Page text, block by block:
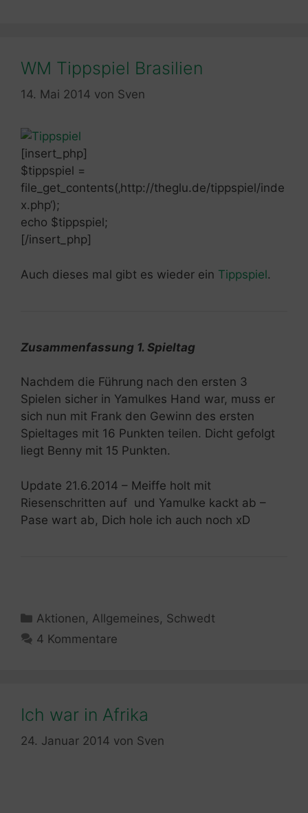
WM Tippspiel Brasilien
14. Mai 2014 von Sven
[insert_php]
$tippspiel =
file_get_contents(‚http://theglu.de/tippspiel/inde
x.php‘);
echo $tippspiel;
[/insert_php]
Auch dieses mal gibt es wieder ein Tippspiel.
Zusammenfassung 1. Spieltag
Nachdem die Führung nach den ersten 3
Spielen sicher in Yamulkes Hand war, muss er
sich nun mit Frank den Gewinn des ersten
Spieltages mit 16 Punkten teilen. Dicht gefolgt
liegt Benny mit 15 Punkten.
Update 21.6.2014 – Meiffe holt mit
Riesenschritten auf und Yamulke kackt ab –
Pase wart ab, Dich hole ich auch noch xD
Kategorien
Aktionen, Allgemeines, Schwedt
4 Kommentare
Ich war in Afrika
24. Januar 2014 von Sven